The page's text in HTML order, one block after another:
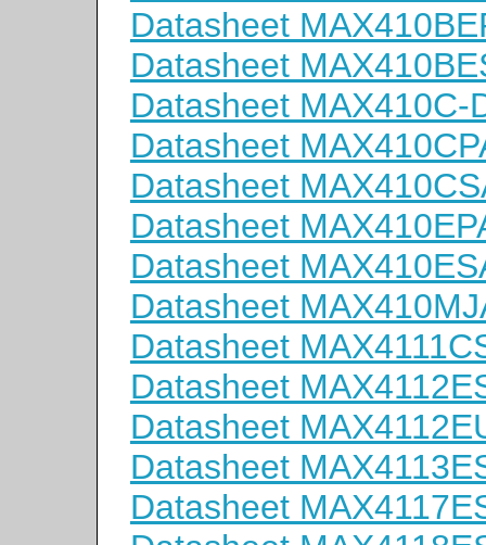
Datasheet
Datasheet
Datasheet MAX410C-
Datasheet
Datasheet
Datasheet
Datasheet
Datasheet
Datasheet
Datasheet
Datasheet
Datasheet
Datasheet